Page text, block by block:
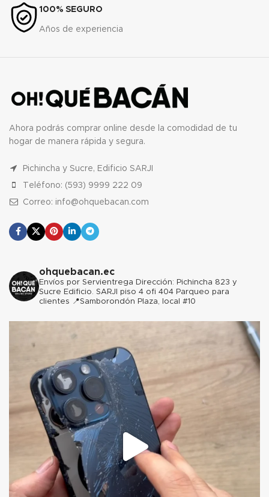
100% SEGURO
Años de experiencia
Ahora podrás comprar online desde la comodidad de tu
hogar de manera rápida y segura.
Pichincha y Sucre, Edificio SARJI
Teléfono: (593) 9999 222 09
Correo: info@ohquebacan.com
ohquebacan.ec
Envíos por Servientrega Dirección: Pichincha 823 y
Sucre Edificio. SARJI piso 4 ofi 404 Parqueo para
clientes 📍Samborondón Plaza, local #10